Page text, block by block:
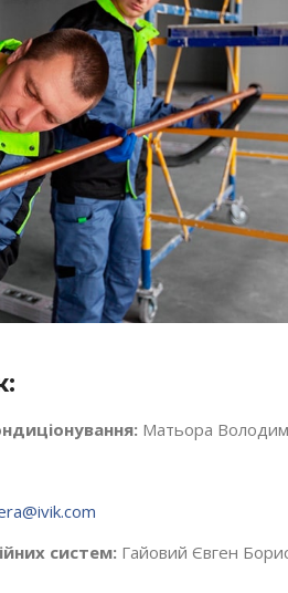
Матьора
систем: Гайовий Євген